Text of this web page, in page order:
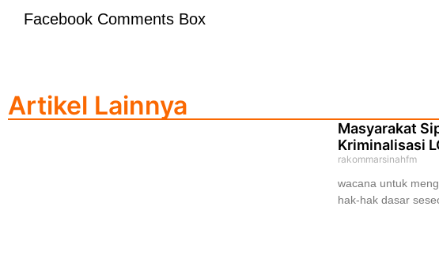
Facebook Comments Box
Artikel Lainnya
Masyarakat
Kriminalisasi
rakommarsinahfm
wacana untuk
hak-hak dasar